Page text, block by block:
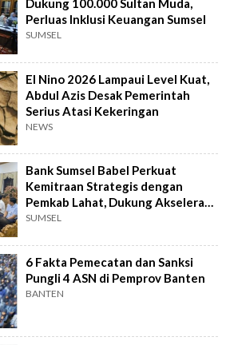
Dukung 100.000 Sultan Muda,
Perluas Inklusi Keuangan Sumsel
SUMSEL
El Nino 2026 Lampaui Level Kuat,
Abdul Azis Desak Pemerintah
Serius Atasi Kekeringan
NEWS
Bank Sumsel Babel Perkuat
Kemitraan Strategis dengan
Pemkab Lahat, Dukung Akselerasi
Ekonomi Daerah
SUMSEL
6 Fakta Pemecatan dan Sanksi
Pungli 4 ASN di Pemprov Banten
BANTEN